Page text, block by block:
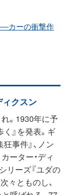
カーの衝撃作
ィクスン
。1930年に予
』を発表。ギ
事件』、ノン
ーター・ディ
リーズ『ユダの
々とものし、